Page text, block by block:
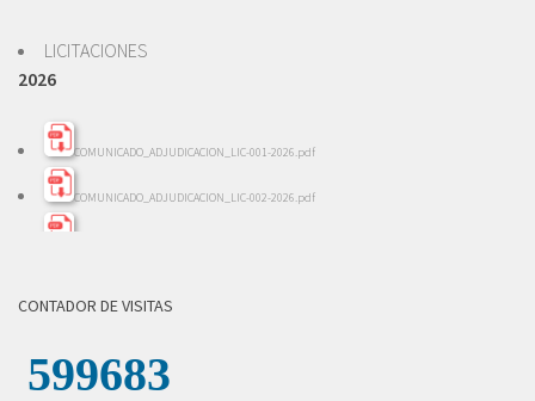
LICITACIONES
2026
COMUNICADO_ADJUDICACION_LIC-001-2026.pdf
COMUNICADO_ADJUDICACION_LIC-002-2026.pdf
LICITACION_DE_OFERTAS__001-_2026.pdf
CONTADOR DE VISITAS